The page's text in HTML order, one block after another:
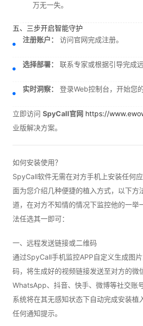
万无一失。
五、三步开启智能守护
注册账户：
访问官网完成注册。
选择部署： 联系专家或根据引导完成远
实时洞察： 登录Web控制台，开始您
立即访问 SpyCall官网 https://
业版解决方案。
如何安装使用？
SpyCall软件无需在对方手机上安装任何
面为您介绍几种便捷的植入方式，以下方
道，在对方不知情的情况下监控他的一举
法任选其一即可：
一、远程发送链接或二维码
通过SpyCall手机监控APP自定义生成图
码，将生成好的视频链接发送至对方的微
WhatsApp、抖音、快手、微博等社交账
系统将在其无感知状态下自动完成安装植
任何通知提示。